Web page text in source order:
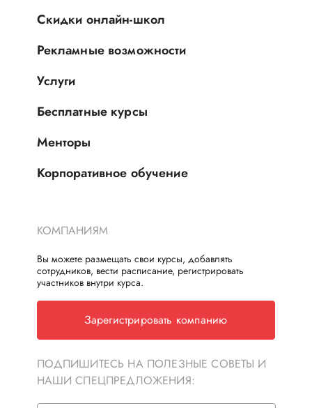
Скидки онлайн-школ
Рекламные возможности
Услуги
Бесплатные курсы
Менторы
Корпоративное обучение
КОМПАНИЯМ
Вы можете размещать свои курсы, добавлять
сотрудников, вести расписание, регистрировать
участников внутри курса.
Зарегистрировать компанию
ПОДПИШИТЕСЬ НА ПОЛЕЗНЫЕ СОВЕТЫ И
НАШИ СПЕЦПРЕДЛОЖЕНИЯ: